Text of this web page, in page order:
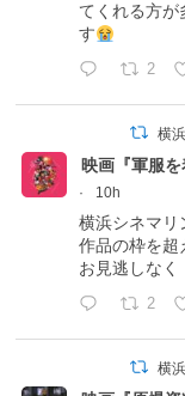
てくれる方が
す
2
横
映画『軍服
·
10h
横浜シネマリ
作品の枠を超
お見逃しなく
2
横